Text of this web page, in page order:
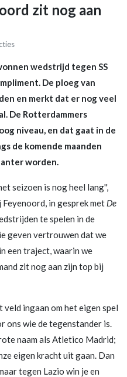
zit nog aan
wedstrijd tegen SS
De ploeg van
en merkt dat er nog veel
De Rotterdammers
niveau, en dat gaat in de
de komende maanden
worden.
seizoen is nog heel lang'',
in gesprek met De
te spelen in de
geven vertrouwen dat we
een traject, waarin we
zit nog aan zijn top bij
ingaan om het eigen spel
ons wie de tegenstander is.
naam als Atletico Madrid;
eigen kracht uit gaan. Dan
tegen Lazio win je en